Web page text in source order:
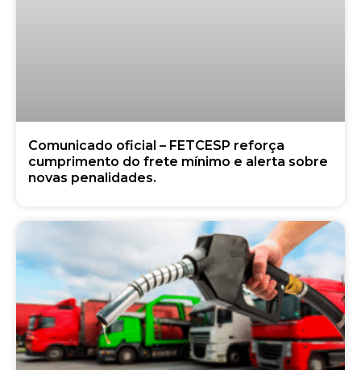
Comunicado oficial – FETCESP reforça
cumprimento do frete mínimo e alerta sobre
novas penalidades.